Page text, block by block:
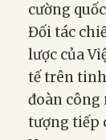
cường
Đối tác
lược của
tế trên tinh
đoàn công
tượng tiếp